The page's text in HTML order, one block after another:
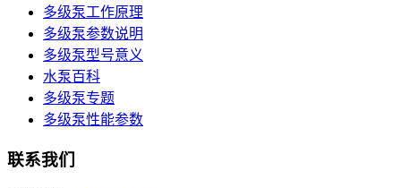
多级泵工作原理
多级泵参数说明
多级泵型号意义
水泵百科
多级泵专题
多级泵性能参数
联系我们